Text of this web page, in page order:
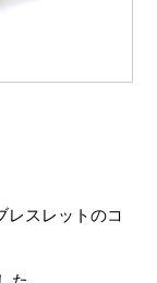
レスレットのコ